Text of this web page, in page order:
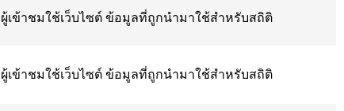
เข้าชมใช้เว็บไซต์ ข้อมูลที่ถูกนำมาใช้สำหรับสถิติ
เข้าชมใช้เว็บไซต์ ข้อมูลที่ถูกนำมาใช้สำหรับสถิติ